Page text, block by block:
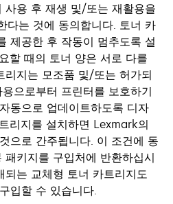
사용 후 재생 및/또는 재활용을
다는 것에 동의합니다. 토너 카
제공한 후 작동이 멈추도록 설
할 때의 토너 양은 서로 다를
리지는 모조품 및/또는 허가되
으로부터 프린터를 보호하기
동으로 업데이트하도록 디자
리지를 설치하면 Lexmark의
으로 간주됩니다. 이 조건에 동
키지를 구입처에 반환하십시
는 교체형 토너 카트리지도
입할 수 있습니다.